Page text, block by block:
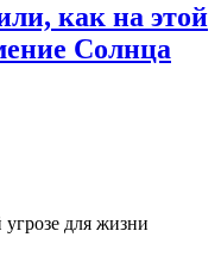
как на этой
Солнца
для жизни